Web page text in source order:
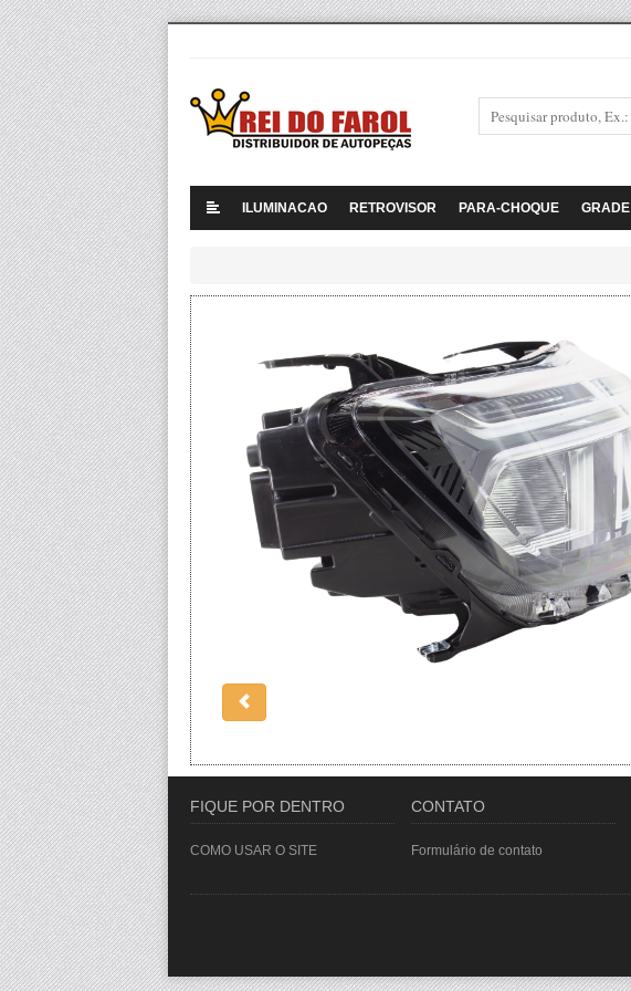
ILUMINACAO RETROVISOR PARA-CHOQUE GRADE
FIQUE POR DENTRO
COMO USAR O SITE
CONTATO
Formulário de contato